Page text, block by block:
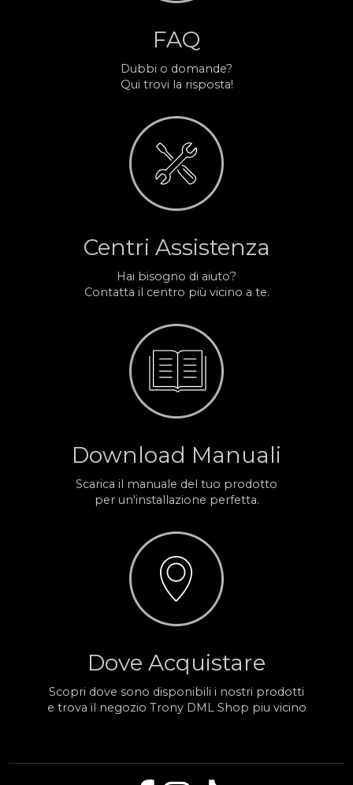
FAQ
Dubbi o domande?
Qui trovi la risposta!
Centri Assistenza
Hai bisogno di aiuto?
Contatta il centro più vicino a te.
Download Manuali
Scarica il manuale del tuo prodotto
per un'installazione perfetta.
Dove Acquistare
Scopri dove sono disponibili i nostri prodotti
e trova il negozio Trony DML Shop piu vicino